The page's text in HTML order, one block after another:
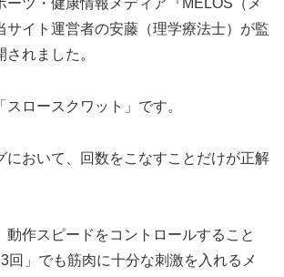
ーツ・健康情報メディア『MELOS（メ
サイト運営者の安藤（理学療法士）が監
れました。
ロースクワット」です。
において、回数をこなすことだけが正解
動作スピードをコントロールすること
回」でも筋肉に十分な刺激を入れるメ